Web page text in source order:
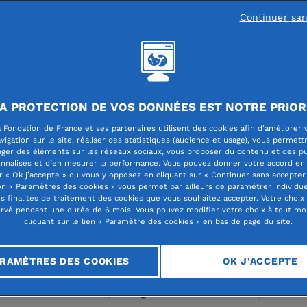
multiplication des crises et des catastrophes naturelles
la Fondation de France souhaite encourager les
incendies…).
est de développer dans la durée une culture de la
par les habitants et l’ensemble des acteurs qui gèrent les
concernés. Il s’agit en particulier d’initier et de diffuser
innovantes permettant de traiter, face à ces crises ou
des enjeux socio-urbains actuels (par exemple, la
et culturelles). Il s’agit de favoriser l’anticipation
PROTECTION DE VOS DONNÉES EST NOTRE
Fondation de France et ses partenaires utilisent des cookies afin d'améliorer
sur le site, réaliser des statistiques (audience et usage), vous
des éléments sur les réseaux sociaux, vous proposer du contenu et des
et d’en mesurer la performance. Vous pouvez donner votre accord
« Ok j’accepte » ou vous y opposez en cliquant sur « Continuer sans accepter
« Paramètres des cookies » vous permet par ailleurs de paramétrer
finalités de traitement des cookies que vous souhaitez accepter. Votre choix
pendant une durée de 6 mois. Vous pouvez modifier votre choix à tout
cliquant sur le lien « Paramètre des cookies » en bas de page du site.
DES COOKIES OK J'ACCEPTE
Continuer